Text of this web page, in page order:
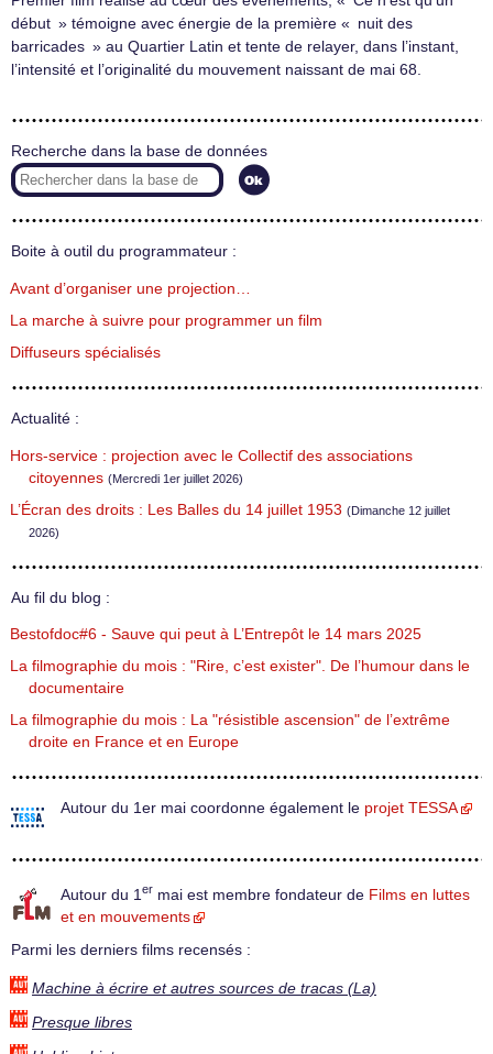
début » témoigne avec énergie de la première « nuit des
barricades » au Quartier Latin et tente de relayer, dans l’instant,
l’intensité et l’originalité du mouvement naissant de mai 68.
Recherche dans la base de données
Boite à outil du programmateur :
Avant d’organiser une projection…
La marche à suivre pour programmer un film
Diffuseurs spécialisés
Actualité :
Hors-service : projection avec le Collectif des associations
citoyennes (Mercredi 1er juillet 2026)
L’Écran des droits : Les Balles du 14 juillet 1953 (Dimanche 12 juillet
2026)
Au fil du blog :
Bestofdoc#6 - Sauve qui peut à L’Entrepôt le 14 mars 2025
La filmographie du mois : "Rire, c’est exister". De l’humour dans le
documentaire
La filmographie du mois : La "résistible ascension" de l’extrême
droite en France et en Europe
Autour du 1er mai coordonne également le projet TESSA
Autour du 1 er mai est membre fondateur de Films en luttes
et en mouvements
Parmi les derniers films recensés :
Machine à écrire et autres sources de tracas (La)
Presque libres